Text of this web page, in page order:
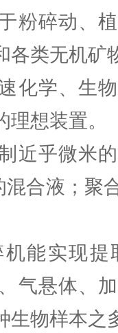
粉碎动、
各类无机矿
化学、生
想装置。
近乎微米
混合液；聚
能实现
气悬体、
生物样本之